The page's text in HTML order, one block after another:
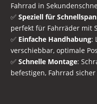
Fahrrad in
✅ Speziell für
perfekt für Fahrräder mit
✅ Einfache Handhabung:
verschiebbar, optimale
✅ Schnelle Montage:
befestigen, Fahrrad